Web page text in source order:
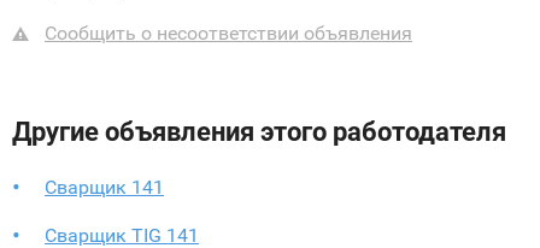
Сообщить о несоответствии объявления
Другие объявления этого работодателя
Сварщик 141
Сварщик TIG 141